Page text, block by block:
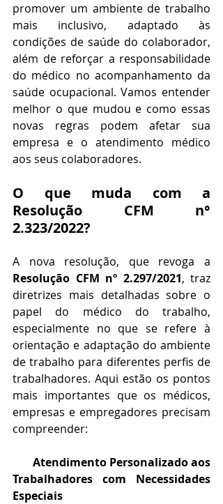
promover um ambiente de trabalho
mais inclusivo, adaptado às
condições de saúde do colaborador,
além de reforçar a responsabilidade
do médico no acompanhamento da
saúde ocupacional. Vamos entender
melhor o que mudou e como essas
novas regras podem afetar sua
empresa e o atendimento médico
aos seus colaboradores.
O que muda com a
Resolução CFM n°
2.323/2022?
Resolução CFM nº 2.297/2021, traz
diretrizes mais detalhadas sobre o
papel do médico do trabalho,
especialmente no que se refere à
orientação e adaptação do ambiente
de trabalho para diferentes perfis de
trabalhadores. Aqui estão os pontos
mais importantes que os médicos,
empresas e empregadores precisam
compreender:
Trabalhadores com Necessidades
Especiais